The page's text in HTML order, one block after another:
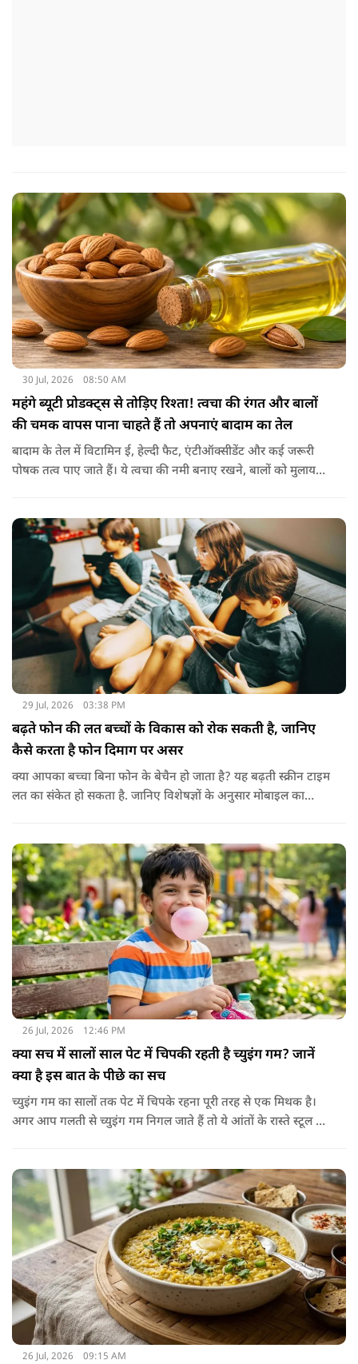
30 Jul, 2026 08:50 AM
महंगे ब्यूटी प्रोडक्ट्स से तोड़िए रिश्ता! त्वचा की रंगत और बालों
की चमक वापस पाना चाहते हैं तो अपनाएं बादाम का तेल
बादाम के तेल में विटामिन ई, हेल्दी फैट, एंटीऑक्सीडेंट और कई जरूरी
पोषक तत्व पाए जाते हैं। ये त्वचा की नमी बनाए रखने, बालों को मुलायम
पहले से ज्यादा मुलायम महसूस होते हैं। कुछ लोग बादाम के तेल को जैतून
के तेल के साथ मिलाकर भी इस्तेमाल करते हैं। इससे बालों की देखभाल
बेहतर तरीके से होती है। हालांकि अगर बाल बहुत ज्यादा झड़ रहे हों, तो
पहले त्वचा विशेषज्ञ से सलाह लेना जरूरी है।
29 Jul, 2026 03:38 PM
बढ़ते फोन की लत बच्चों के विकास को रोक सकती है, जानिए
कैसे करता है फोन दिमाग पर असर
क्या आपका बच्चा बिना फोन के बेचैन हो जाता है? यह बढ़ती स्क्रीन टाइम
लत का संकेत हो सकता है. जानिए विशेषज्ञों के अनुसार मोबाइल का
26 Jul, 2026 12:46 PM
क्या सच में सालों साल पेट में चिपकी रहती है च्युइंग गम? जानें
क्या है इस बात के पीछे का सच
च्युइंग गम का सालों तक पेट में चिपके रहना पूरी तरह से एक मिथक है।
अगर आप गलती से च्युइंग गम निगल जाते हैं तो ये आंतों के रास्ते स्टूल में
नहीं बनाता जो इसे तोड़ सके या पचा सके।
26 Jul, 2026 09:15 AM